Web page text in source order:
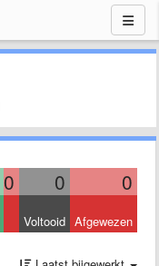
0 0 0
Voltooid Afgewezen